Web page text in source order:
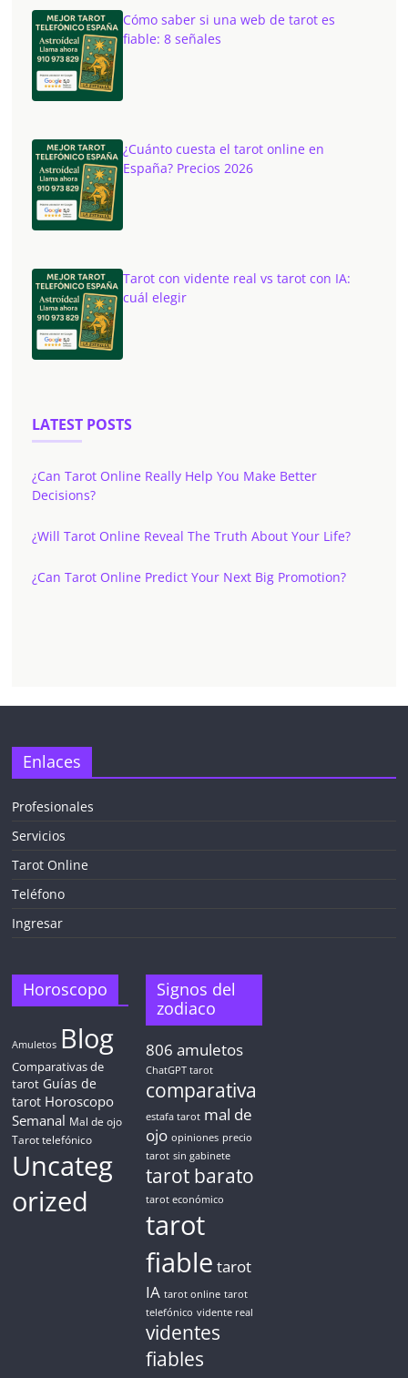
Cómo saber si una web de tarot es
fiable: 8 señales
¿Cuánto cuesta el tarot online en
España? Precios 2026
Tarot con vidente real vs tarot con IA:
cuál elegir
LATEST POSTS
¿Can Tarot Online Really Help You Make Better
Decisions?
¿Will Tarot Online Reveal The Truth About Your Life?
¿Can Tarot Online Predict Your Next Big Promotion?
TAROT GRATIS
✓ Sin cargos automáticos. El chat se detiene al finalizar el
crédito
Enlaces
Profesionales
Servicios
Tarot Online
Teléfono
Ingresar
Horoscopo
Amuletos Blog
Comparativas de
tarot Guías de
tarot Horoscopo
Semanal Mal de ojo
Tarot telefónico
Uncateg
orized
Signos del
zodiaco
806 amuletos
ChatGPT tarot
comparativa
estafa tarot mal de
ojo opiniones precio
tarot sin gabinete
tarot barato
tarot económico
tarot
fiable tarot
IA tarot online tarot
telefónico vidente real
videntes
fiables